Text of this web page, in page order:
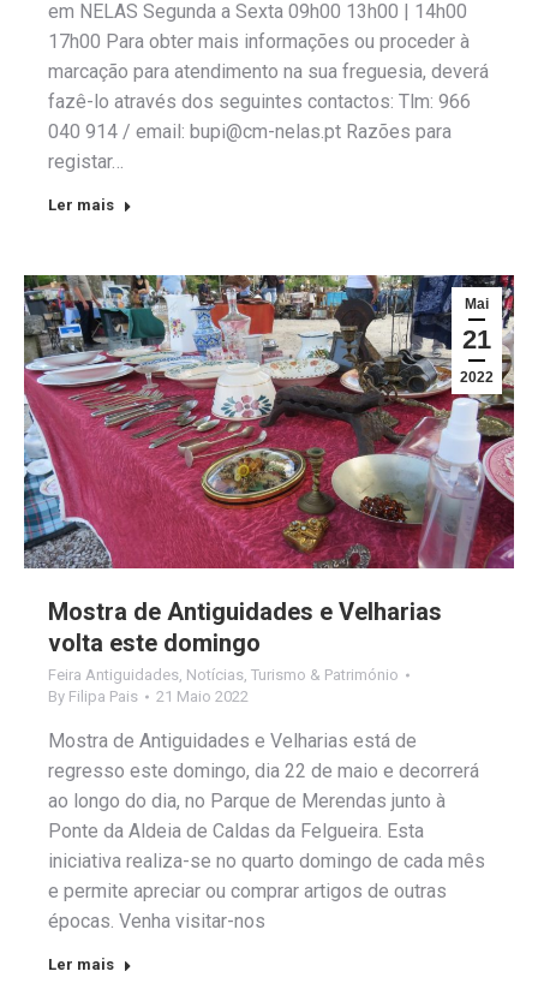
em NELAS Segunda a Sexta 09h00 13h00 | 14h00
17h00 Para obter mais informações ou proceder à
marcação para atendimento na sua freguesia, deverá
fazê-lo através dos seguintes contactos: Tlm: 966
040 914 / email: bupi@cm-nelas.pt Razões para
registar…
Ler mais
Mai
21
2022
Mostra de Antiguidades e Velharias
volta este domingo
Feira Antiguidades Notícias Turismo & Património
By Filipa Pais 21 Maio 2022
Mostra de Antiguidades e Velharias está de
regresso este domingo, dia 22 de maio e decorrerá
ao longo do dia, no Parque de Merendas junto à
Ponte da Aldeia de Caldas da Felgueira. Esta
iniciativa realiza-se no quarto domingo de cada mês
e permite apreciar ou comprar artigos de outras
épocas. Venha visitar-nos
Ler mais